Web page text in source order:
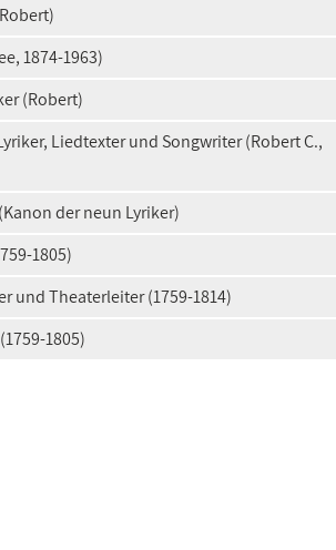
1874-1963)
(Robert)
Liedtexter und Songwriter (Robert C.,
der neun Lyriker)
1805)
und Theaterleiter (1759-1814)
1805)